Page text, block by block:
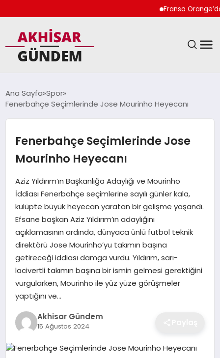
Fransa Orange’da
EKONOMI
SPOR
TEKNOLOJI
YAŞAM
Ana Sayfa Spor
Fenerbahçe Seçimlerinde Jose Mourinho Heyecanı
Fenerbahçe Seçimlerinde Jose
Mourinho Heyecanı
Aziz Yıldırım’ın Başkanlığa Adaylığı ve Mourinho
İddiası Fenerbahçe seçimlerine sayılı günler kala,
kulüpte büyük heyecan yaratan bir gelişme yaşandı.
Efsane başkan Aziz Yıldırım’ın adaylığını
açıklamasının ardında, dünyaca ünlü futbol teknik
direktörü Jose Mourinho’yu takımın başına
getireceği iddiası damga vurdu. Yıldırım, sarı-
lacivertli takımın başına bir ismin gelmesi gerektiğini
vurgularken, Mourinho ile yüz yüze görüşmeler
yaptığını ve…
Akhisar Gündem
15 Ağustos 2024